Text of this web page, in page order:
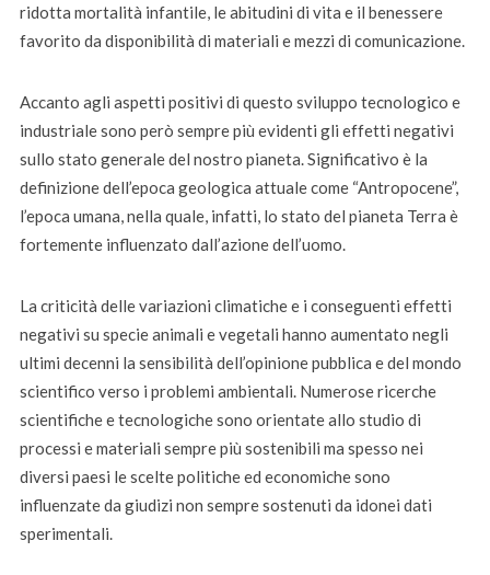
ridotta mortalità infantile, le abitudini di vita e il benessere
favorito da disponibilità di materiali e mezzi di comunicazione.
Accanto agli aspetti positivi di questo sviluppo tecnologico e
industriale sono però sempre più evidenti gli effetti negativi
sullo stato generale del nostro pianeta. Significativo è la
definizione dell’epoca geologica attuale come “Antropocene”,
l’epoca umana, nella quale, infatti, lo stato del pianeta Terra è
fortemente influenzato dall’azione dell’uomo.
La criticità delle variazioni climatiche e i conseguenti effetti
negativi su specie animali e vegetali hanno aumentato negli
ultimi decenni la sensibilità dell’opinione pubblica e del mondo
scientifico verso i problemi ambientali. Numerose ricerche
scientifiche e tecnologiche sono orientate allo studio di
processi e materiali sempre più sostenibili ma spesso nei
diversi paesi le scelte politiche ed economiche sono
influenzate da giudizi non sempre sostenuti da idonei dati
sperimentali.